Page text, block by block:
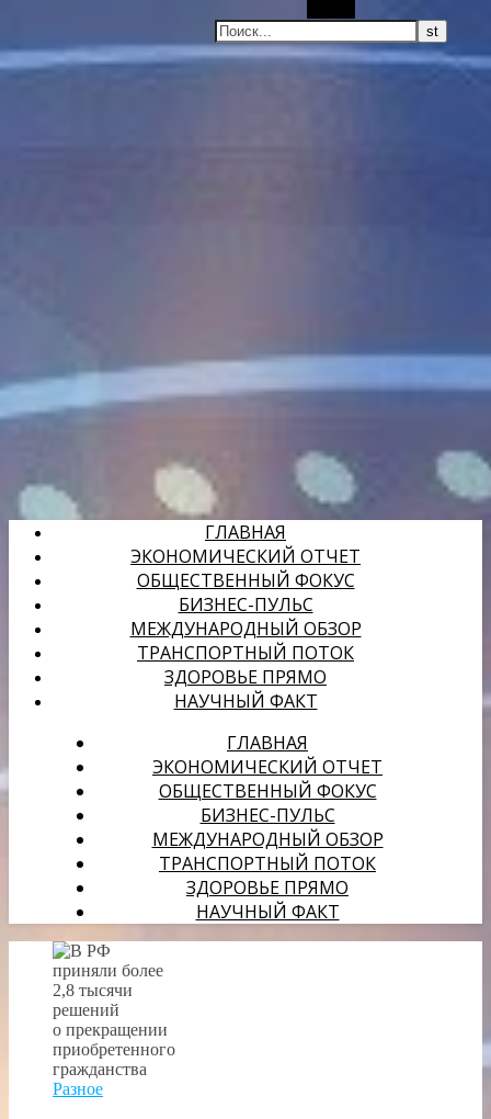
ГЛАВНАЯ
ЭКОНОМИЧЕСКИЙ ОТЧЕТ
ОБЩЕСТВЕННЫЙ ФОКУС
БИЗНЕС-ПУЛЬС
МЕЖДУНАРОДНЫЙ ОБЗОР
ТРАНСПОРТНЫЙ ПОТОК
ЗДОРОВЬЕ ПРЯМО
НАУЧНЫЙ ФАКТ
ГЛАВНАЯ
ЭКОНОМИЧЕСКИЙ ОТЧЕТ
ОБЩЕСТВЕННЫЙ ФОКУС
БИЗНЕС-ПУЛЬС
МЕЖДУНАРОДНЫЙ ОБЗОР
ТРАНСПОРТНЫЙ ПОТОК
ЗДОРОВЬЕ ПРЯМО
НАУЧНЫЙ ФАКТ
Разное